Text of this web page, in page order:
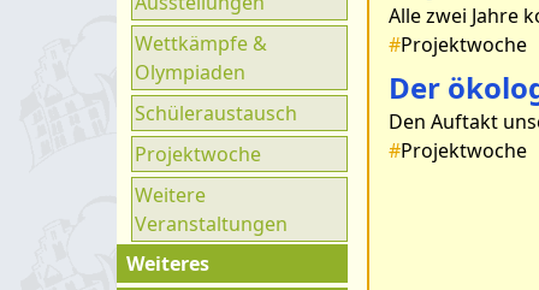
Ganztag
UNESCO
Klimaparlament
Wettkämpfe &
Olympiaden
Schüleraustausch
Projektwoche
Weitere
Veranstaltungen
Weiteres
#Projektwoche
Der
#Projektwoche